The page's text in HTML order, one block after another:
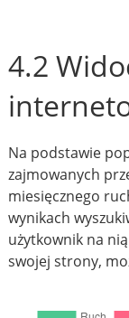
4.2
Na podstawie
zajmowanych
miesięcznego
wynikach
użytkownik na
swojej strony,